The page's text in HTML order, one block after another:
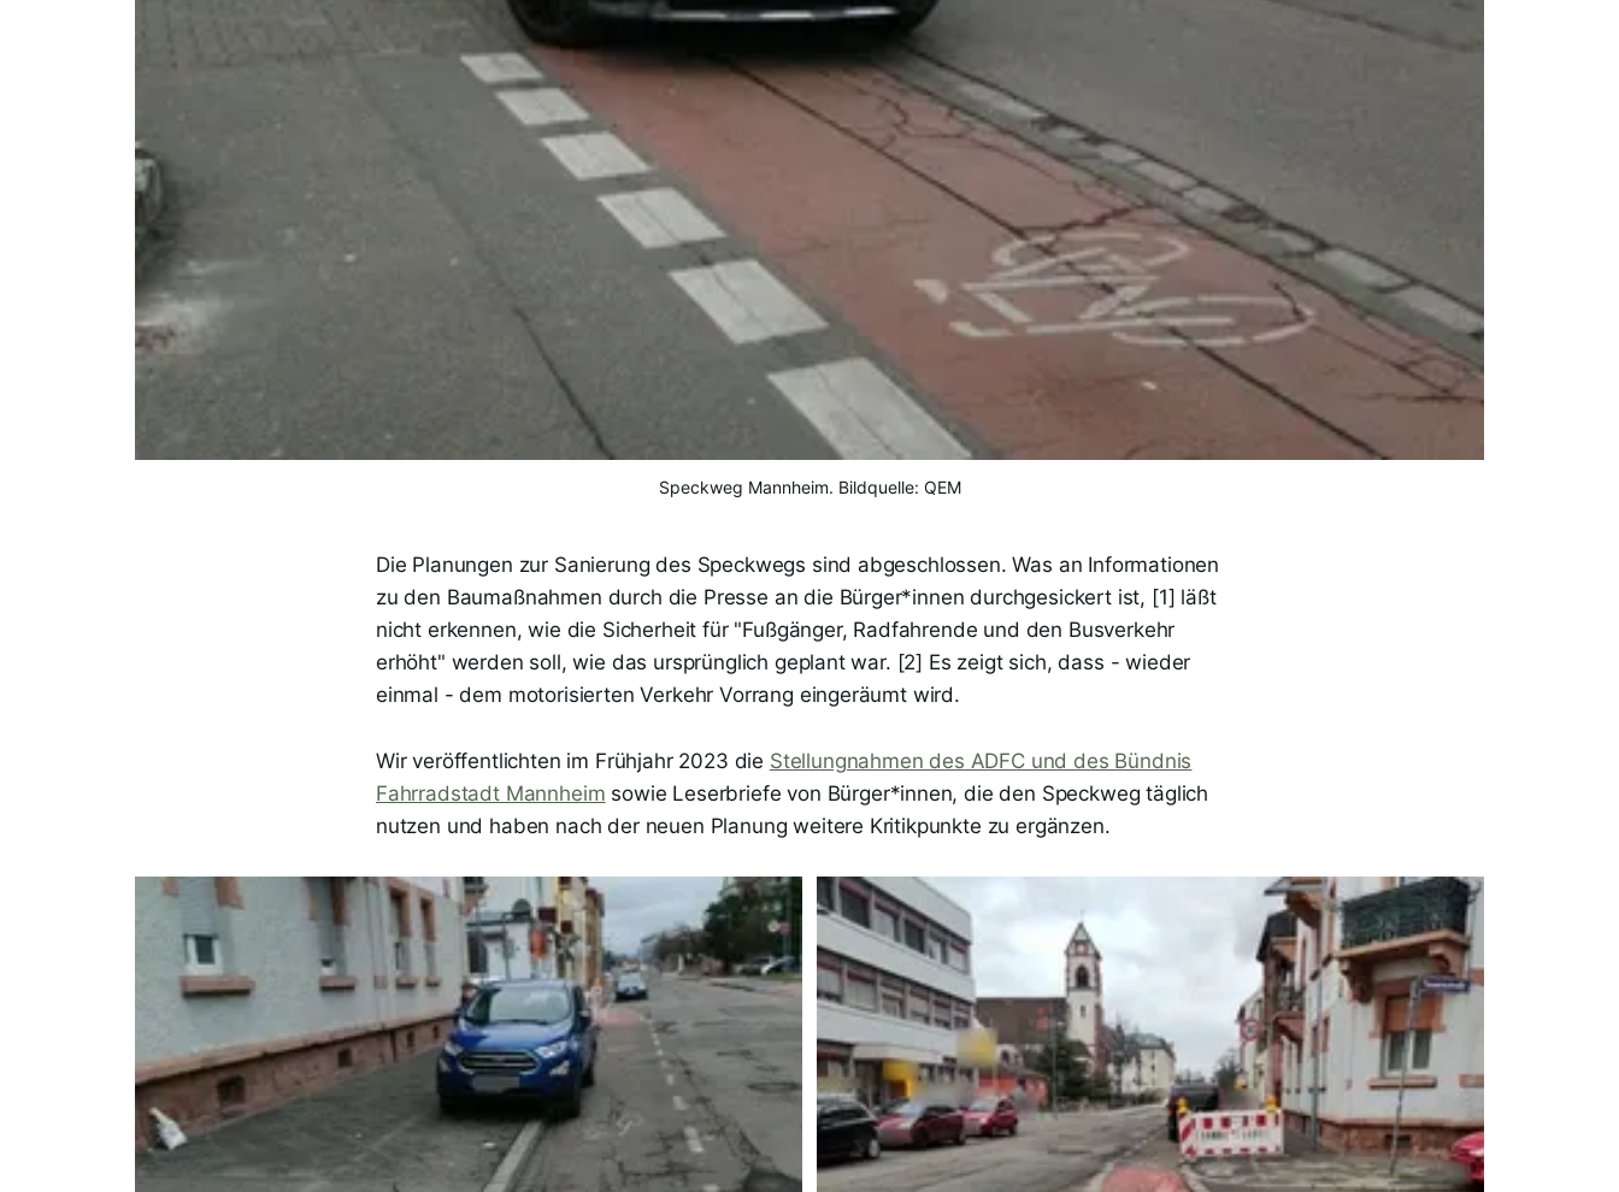
Speckweg Mannheim. Bildquelle: QEM
Die Planungen zur Sanierung des Speckwegs sind abgeschlossen. Was an Informationen
zu den Baumaßnahmen durch die Presse an die Bürger*innen durchgesickert ist, [1] läßt
nicht erkennen, wie die Sicherheit für "Fußgänger, Radfahrende und den Busverkehr
erhöht" werden soll, wie das ursprünglich geplant war. [2] Es zeigt sich, dass - wieder
einmal - dem motorisierten Verkehr Vorrang eingeräumt wird.
Wir veröffentlichten im Frühjahr 2023 die Stellungnahmen des ADFC und des Bündnis
Fahrradstadt Mannheim sowie Leserbriefe von Bürger*innen, die den Speckweg täglich
nutzen und haben nach der neuen Planung weitere Kritikpunkte zu ergänzen.